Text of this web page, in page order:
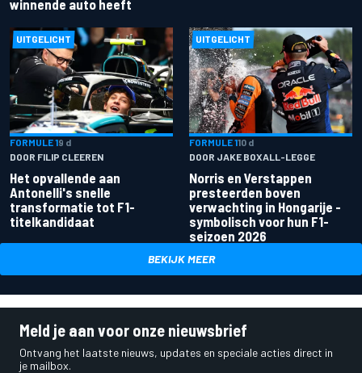
winnende auto heeft
UITGELICHT
FORMULE 19 d
DOOR FILIP CLEEREN
Het opvallende aan
Antonelli's snelle
transformatie tot F1-
titelkandidaat
UITGELICHT
FORMULE 110 d
DOOR JAKE BOXALL-LEGGE
Norris en Verstappen
presteerden boven
verwachting in Hongarije -
symbolisch voor hun F1-
seizoen 2026
BEKIJK MEER
Meld je aan voor onze nieuwsbrief
Ontvang het laatste nieuws, updates en speciale acties direct in
je mailbox.